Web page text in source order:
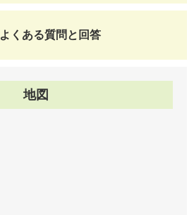
よくある質問と回答
地図